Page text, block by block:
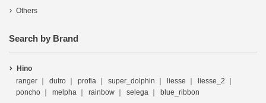
Others
Search by Brand
Hino
ranger
dutro profia super_dolphin liesse
liesse_2
poncho
melpha rainbow selega blue_ribbon